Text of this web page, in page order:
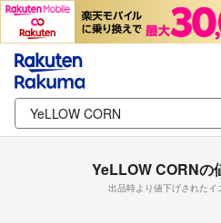
YeLLOW CORNの
出品時より値下げされた